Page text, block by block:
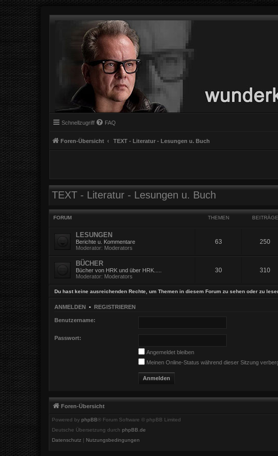
Schnellzugriff FAQ
Foren-Übersicht TEXT - Literatur - Lesungen u. Buch
TEXT - Literatur - Lesungen u. Buch
FORUM THEMEN BEITRÄGE
LESUNGEN
Berichte u. Kommentare
Moderator: Moderators
63 250
BÜCHER
Bücher von HRK und über HRK.....
Moderator: Moderators
30 310
Du hast keine ausreichenden Rechte, um Themen in diesem Forum zu sehen oder zu
ANMELDEN • REGISTRIEREN
Benutzername:
Passwort:
Angemeldet bleiben
Meinen Online-Status während dieser Sitzung
Foren-Übersicht
Powered by phpBB® Forum Software © phpBB Limited
Deutsche Übersetzung durch phpBB.de
Datenschutz | Nutzungsbedingungen